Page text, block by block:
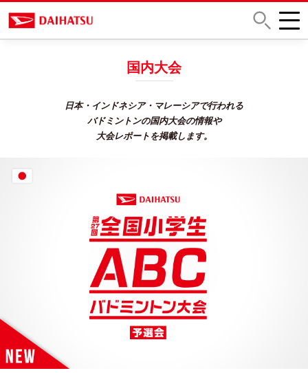
国内大会
日本・インドネシア・マレーシアで行われる
バドミントンの国内大会の情報や
大会レポートを掲載します。